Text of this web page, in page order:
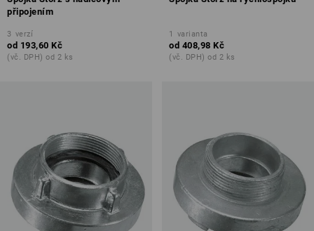
připojením
3 verzí
od 193,60 Kč
(vč. DPH) od 2 ks
1 varianta
od 408,98 Kč
(vč. DPH) od 2 ks